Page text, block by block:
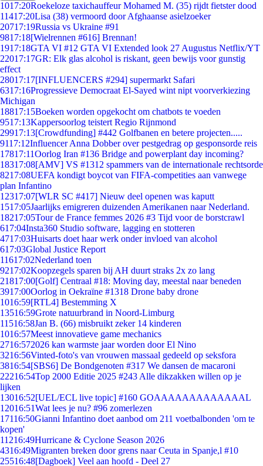
1017:20Roekeloze taxichauffeur Mohamed M. (35) rijdt fietster dood
11417:20Lisa (38) vermoord door Afghaanse asielzoeker
20717:19Russia vs Ukraine #91
9817:18[Wielrennen #616] Brennan!
1917:18GTA VI #12 GTA VI Extended look 27 Augustus Netflix/YT
22017:17GR: Elk glas alcohol is riskant, geen bewijs voor gunstig
effect
28017:17[INFLUENCERS #294] supermarkt Safari
6317:16Progressieve Democraat El-Sayed wint nipt voorverkiezing
Michigan
18817:15Boeken worden opgekocht om chatbots te voeden
9517:13Kappersoorlog teistert Regio Rijnmond
29917:13[Crowdfunding] #442 Golfbanen en betere projecten.....
9117:12Influencer Anna Dobber over pestgedrag op gesponsorde reis
17817:11Oorlog Iran #136 Bridge and powerplant day incoming?
18317:08[AMV] VS #1312 spammers van de internationale rechtsorde
8217:08UEFA kondigt boycot van FIFA-competities aan vanwege
plan Infantino
12317:07[WLR SC #417] Nieuw deel openen was kaputt
1517:05Jaarlijks emigreren duizenden Amerikanen naar Nederland.
18217:05Tour de France femmes 2026 #3 Tijd voor de borstcrawl
617:04Insta360 Studio software, lagging en stotteren
4717:03Huisarts doet haar werk onder invloed van alcohol
617:03Global Justice Report
11617:02Nederland toen
9217:02Koopzegels sparen bij AH duurt straks 2x zo lang
21817:00[Golf] Centraal #18: Moving day, meestal naar beneden
3917:00Oorlog in Oekraïne #1318 Drone baby drone
1016:59[RTL4] Bestemming X
13516:59Grote natuurbrand in Noord-Limburg
11516:58Jan B. (66) misbruikt zeker 14 kinderen
1016:57Meest innovatieve game mechanics
2716:572026 kan warmste jaar worden door El Nino
3216:56Vinted-foto's van vrouwen massaal gedeeld op seksfora
3816:54[SBS6] De Bondgenoten #317 We dansen de macaroni
22216:54Top 2000 Editie 2025 #243 Alle dikzakken willen op je
lijken
13016:52[UEL/ECL live topic] #160 GOAAAAAAAAAAAAAL
12016:51Wat lees je nu? #96 zomerlezen
17116:50Gianni Infantino doet aanbod om 211 voetbalbonden 'om te
kopen'
11216:49Hurricane & Cyclone Season 2026
4316:49Migranten breken door grens naar Ceuta in Spanje,l #10
25516:48[Dagboek] Veel aan hoofd - Deel 27